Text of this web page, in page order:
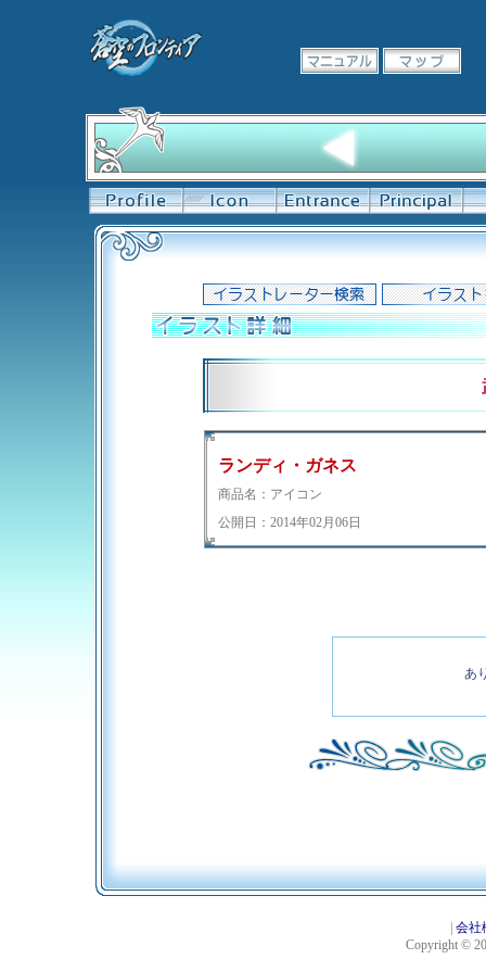
ランディ・ガネス
商品名：アイコン
公開日：2014年02月06日
あ
会社
Copyright ©